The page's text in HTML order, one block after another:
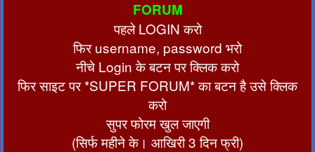
FORUM
पहले LOGIN करो
फिर username, password भरो
नीचे Login के बटन पर क्लिक करो
फिर साइट पर *SUPER FORUM* का बटन है उसे क्लिक
करो
सुपर फोरम खुल जाएगी
(सिर्फ महीने के। आखिरी 3 दिन फ्री)